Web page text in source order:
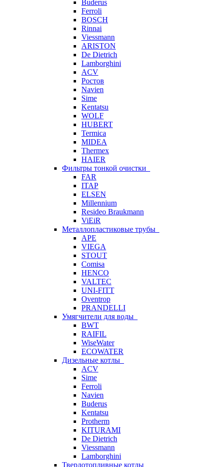
Buderus
Ferroli
BOSCH
Rinnai
Viessmann
ARISTON
De Dietrich
Lamborghini
ACV
Ростов
Navien
Sime
Kentatsu
WOLF
HUBERT
Termica
MIDEA
Thermex
HAIER
Фильтры тонкой очистки
FAR
ITAP
ELSEN
Millennium
Resideo Braukmann
ViEiR
Металлопластиковые трубы
APE
VIEGA
STOUT
Comisa
HENCO
VALTEC
UNI-FITT
Oventrop
PRANDELLI
Умягчители для воды
BWT
RAIFIL
WiseWater
ECOWATER
Дизельные котлы
ACV
Sime
Ferroli
Navien
Buderus
Kentatsu
Protherm
KITURAMI
De Dietrich
Viessmann
Lamborghini
Твердотопливные котлы